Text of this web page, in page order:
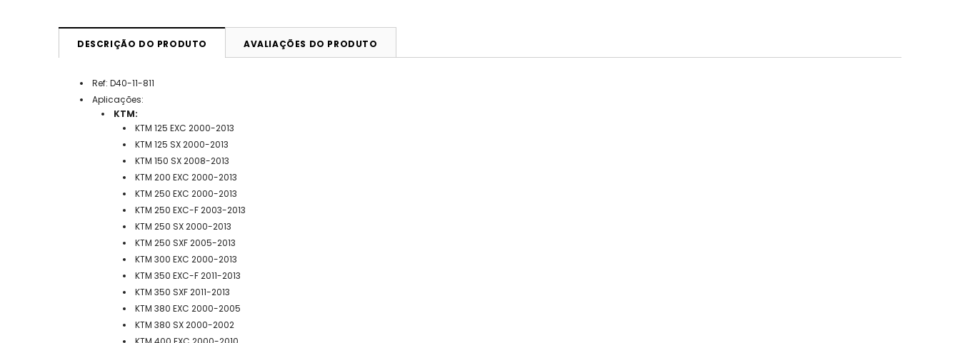
DESCRIÇÃO DO PRODUTO AVALIAÇÕES DO PRODUTO
Ref: D40-11-811
Aplicações:
KTM:
KTM 125 EXC 2000-2013
KTM 125 SX 2000-2013
KTM 150 SX 2008-2013
KTM 200 EXC 2000-2013
KTM 250 EXC 2000-2013
KTM 250 EXC-F 2003-2013
KTM 250 SX 2000-2013
KTM 250 SXF 2005-2013
KTM 300 EXC 2000-2013
KTM 350 EXC-F 2011-2013
KTM 350 SXF 2011-2013
KTM 380 EXC 2000-2005
KTM 380 SX 2000-2002